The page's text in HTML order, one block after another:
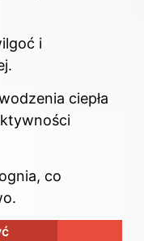
i
ciepła
co